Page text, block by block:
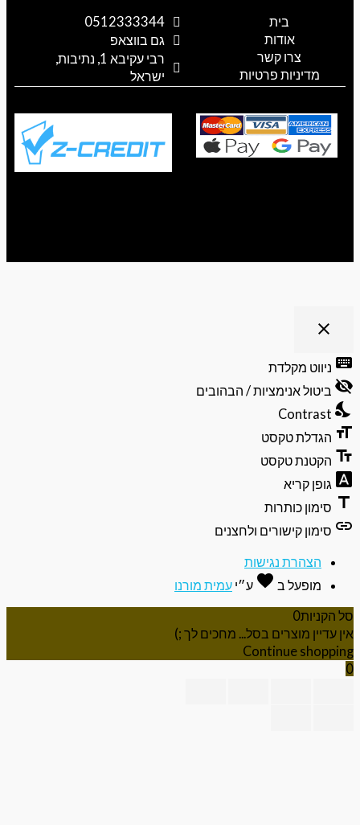
s
a
p
p
o
k
l
e
בית
אודות
צרו קשר
מדיניות פרטיות
0512333344
גם בווצאפ
רבי עקיבא 1, נתיבות,
ישראל
close
וסגירה
של
תפריט
הנגישות
ניווט מקלדת
ביטול אנימציות / הבהובים
Contrast
הגדלת טקסט
הקטנת טקסט
גופן קריא
סימון כותרות
סימון קישורים ולחצנים
הצהרת נגישות
מופעל בfavoriteאהבה
ע״יעמית מורנו
הקניות0
עדיין מוצרים בסל... מחכים לך ;)
Continue